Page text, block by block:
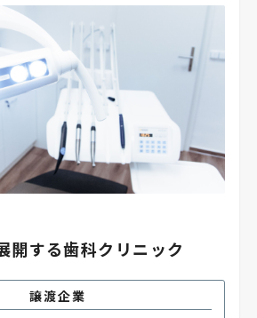
開する歯科クリニック
譲渡企業